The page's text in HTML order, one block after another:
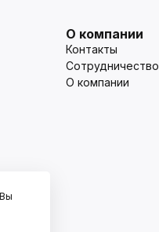
О компании
Контакты
Сотрудничество
О компании